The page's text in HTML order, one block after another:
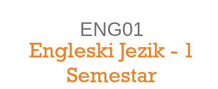
ENG01
Engleski Jezik - 1
Semestar